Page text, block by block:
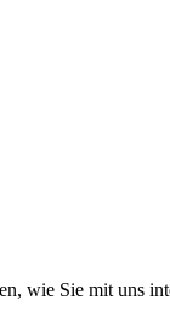
wie Sie mit uns